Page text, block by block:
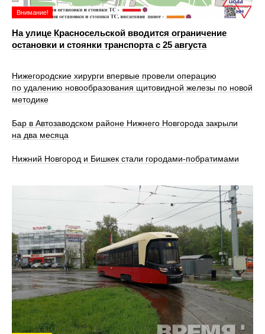
Внимание!
На улице Красносельской вводится ограничение
остановки и стоянки транспорта с 25 августа
Нижегородские хирурги впервые провели операцию
по удалению новообразования щитовидной железы по новой
методике
Бар в Автозаводском районе Нижнего Новгорода закрыли
на два месяца
Нижний Новгород и Бишкек стали городами-побратимами